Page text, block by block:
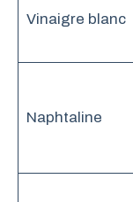
Vinaigre blanc
Naphtaline